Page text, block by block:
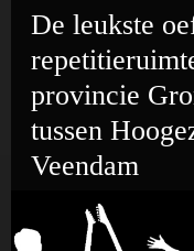
De leukste
provincie
tussen
Veendam